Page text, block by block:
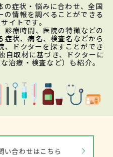
の症状・悩みに合わせ、全国
の情報を調べることができる
イトです。
診療時間、医院の特徴などの
状、病名、検査名などから
、ドクターを探すことができ
自取材に基づき、ドクターに
治療・検査など）も紹介。
い合わせはこちら